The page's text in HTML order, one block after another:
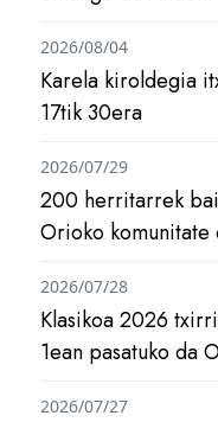
Karela kiroldegia
17tik 30era
2026/08/04
200 herritarrek
Orioko
2026/07/29
Klasikoa 2026
1ean pasatuko da
2026/07/28
2026/07/27